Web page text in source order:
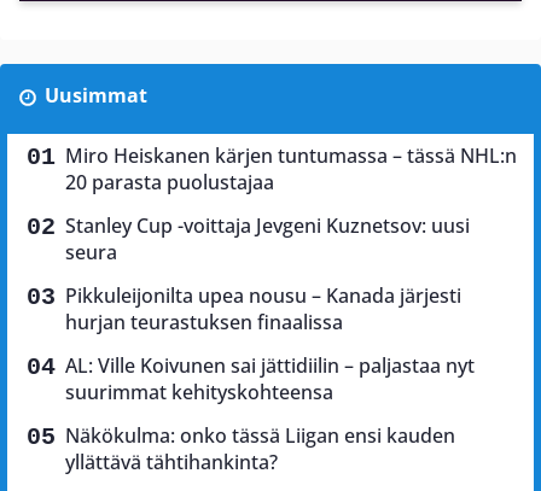
Uusimmat
Miro Heiskanen kärjen tuntumassa – tässä NHL:n
20 parasta puolustajaa
Stanley Cup -voittaja Jevgeni Kuznetsov: uusi
seura
Pikkuleijonilta upea nousu – Kanada järjesti
hurjan teurastuksen finaalissa
AL: Ville Koivunen sai jättidiilin – paljastaa nyt
suurimmat kehityskohteensa
Näkökulma: onko tässä Liigan ensi kauden
yllättävä tähtihankinta?